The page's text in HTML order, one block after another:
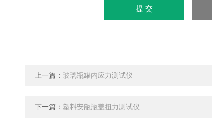
上一篇： 玻璃瓶罐内应力测试仪
下一篇： 塑料安瓿瓶盖扭力测试仪